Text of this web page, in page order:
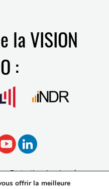
la VISION
:
Protection des données
offrir la meilleure